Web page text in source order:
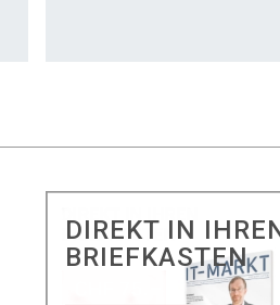
DIREKT IN
BRIEFKASTEN